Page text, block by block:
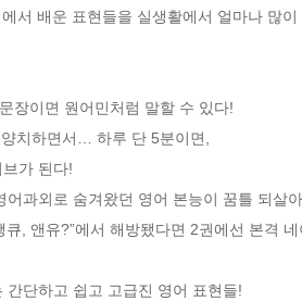
서 배운 표현들을 실생활에서 얼마나 많
장이면 원어민처럼 말할 수 있다!
치하면서… 하루 단 5분이면,
가 된다!
어과외로 숨겨왔던 영어 본능이 꿈틀 되살
큐, 앤유?”에서 해방됐다면 2권에선 본격
단하고 쉽고 고급진 영어 표현들!